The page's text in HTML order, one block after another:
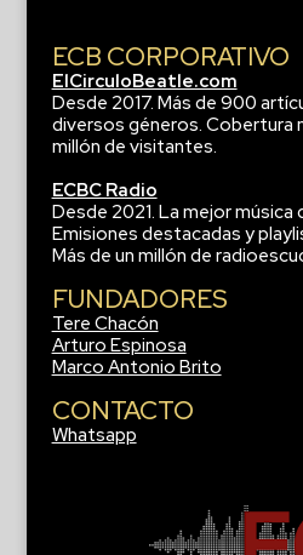
ECB CORPORATIVO
ElCirculoBeatle.com
Desde 2017. Más de 900
diversos géneros. Cobertura
millón de visitantes.
ECBC Radio
Desde 2021. La mejor música
Emisiones destacadas y
Más de un millón de
FUNDADORES
Tere Chacón
Arturo Espinosa
Marco Antonio Brito
CONTACTO
Whatsapp